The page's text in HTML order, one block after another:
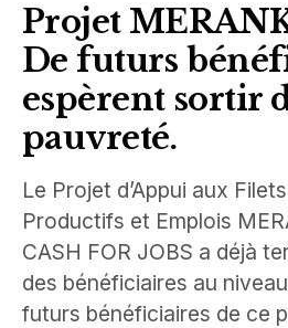
Projet
De futurs
espèrent sortir
pauvreté.
Le Projet d’Appui aux
Productifs et Emplois
CASH FOR JOBS a déjà
des bénéficiaires au
futurs bénéficiaires de ce